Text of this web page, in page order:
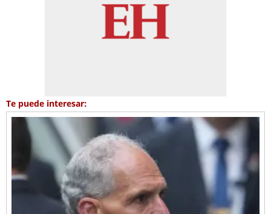
Te puede interesar: